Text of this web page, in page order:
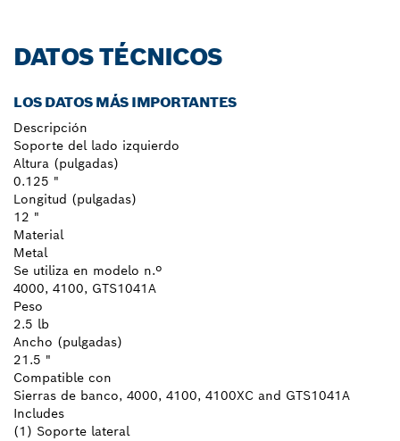
DATOS TÉCNICOS
LOS DATOS MÁS IMPORTANTES
Descripción
Soporte del lado izquierdo
Altura (pulgadas)
0.125 "
Longitud (pulgadas)
12 "
Material
Metal
Se utiliza en modelo n.º
4000, 4100, GTS1041A
Peso
2.5 lb
Ancho (pulgadas)
21.5 "
Compatible con
Sierras de banco, 4000, 4100, 4100XC and GTS1041A
Includes
(1) Soporte lateral